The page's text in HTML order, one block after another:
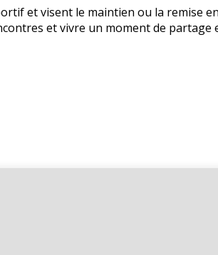
et visent le maintien ou la remise
et vivre un moment de